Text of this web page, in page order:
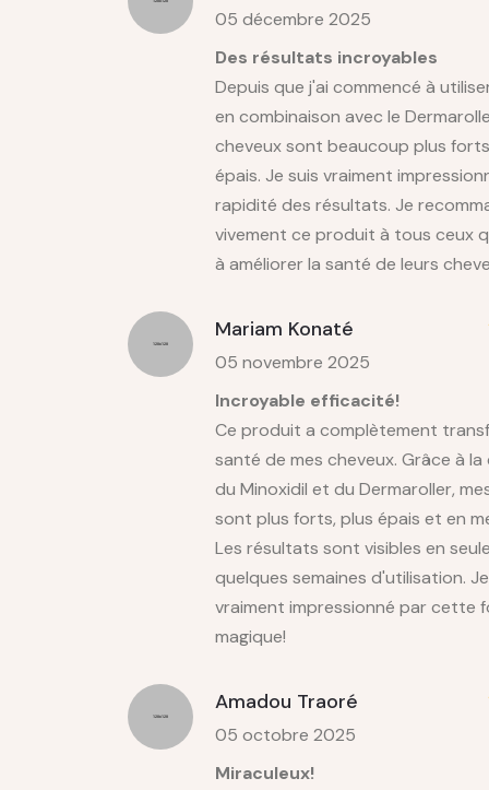
05 décembre 2025
Des résultats incroyables
Depuis que j'ai commencé à
en combinaison avec le
cheveux sont beaucoup plus
épais. Je suis vraiment
rapidité des résultats. Je
vivement ce produit à tous ceux
à améliorer la santé de leurs
Mariam Konaté
05 novembre 2025
Incroyable efficacité!
Ce produit a complètement
santé de mes cheveux. Grâce à
du Minoxidil et du Dermaroller,
sont plus forts, plus épais et en
Les résultats sont visibles en
quelques semaines d'utilisation.
vraiment impressionné par cette
magique!
Amadou Traoré
05 octobre 2025
Miraculeux!